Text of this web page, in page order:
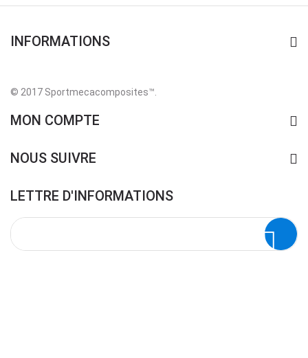
INFORMATIONS
© 2017 Sportmecacomposites™
MON COMPTE
NOUS SUIVRE
LETTRE D'INFORMATIONS